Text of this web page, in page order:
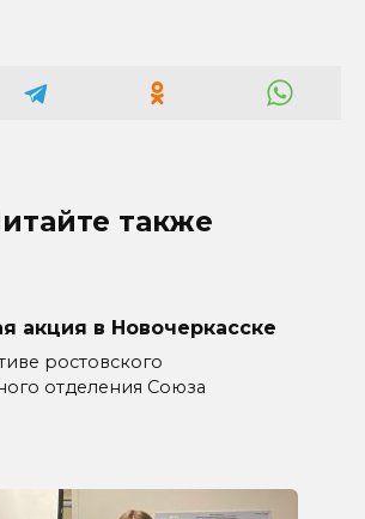
также
акция в Новочеркасске
ростовского
отделения Союза